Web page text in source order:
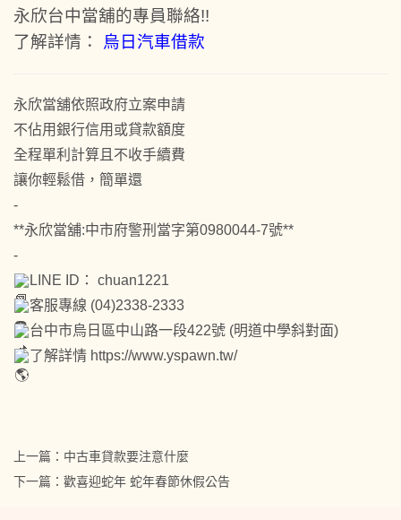
永欣台中當舖的專員聯絡!!
了解詳情： 烏日汽車借款
永欣當舖依照政府立案申請
不佔用銀行信用或貸款額度
全程單利計算且不收手續費
讓你輕鬆借，簡單還
-
**永欣當舖:中市府警刑當字第0980044-7號**
-
LINE ID： chuan1221
客服專線 (04)2338-2333
台中市烏日區中山路一段422號 (明道中學斜對面)
了解詳情 https://www.yspawn.tw/
上一篇： 中古車貸款要注意什麼
下一篇： 歡喜迎蛇年 蛇年春節休假公告